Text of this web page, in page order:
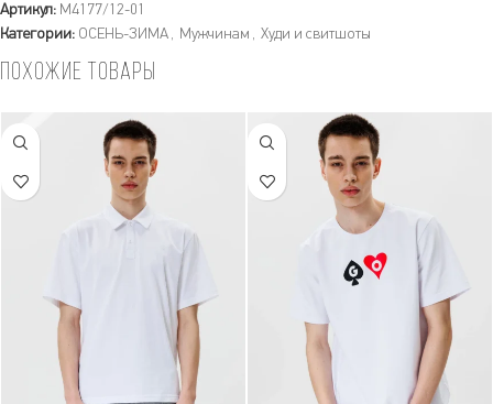
Артикул: M4177/12-01
Категории: ОСЕНЬ-ЗИМА , Мужчинам , Худи и свитшоты
Похожие товары